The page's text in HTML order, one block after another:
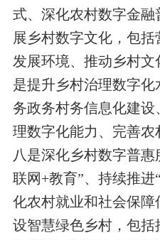
式、深化农村数字金
展乡村数字文化，包
发展环境、推动乡村
是提升乡村治理数字
务政务村务信息化建
理数字化能力、完善农
八是深化乡村数字普
联网+教育”、持续推进“
化农村就业和社会保
设智慧绿色乡村，包